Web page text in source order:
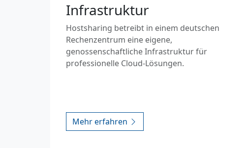
Infrastruktur
Hostsharing betreibt in einem deutschen
Rechenzentrum eine eigene,
genossenschaftliche Infrastruktur für
professionelle Cloud-Lösungen.
Mehr erfahren